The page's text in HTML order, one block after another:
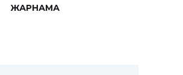
ЖАРНАМА